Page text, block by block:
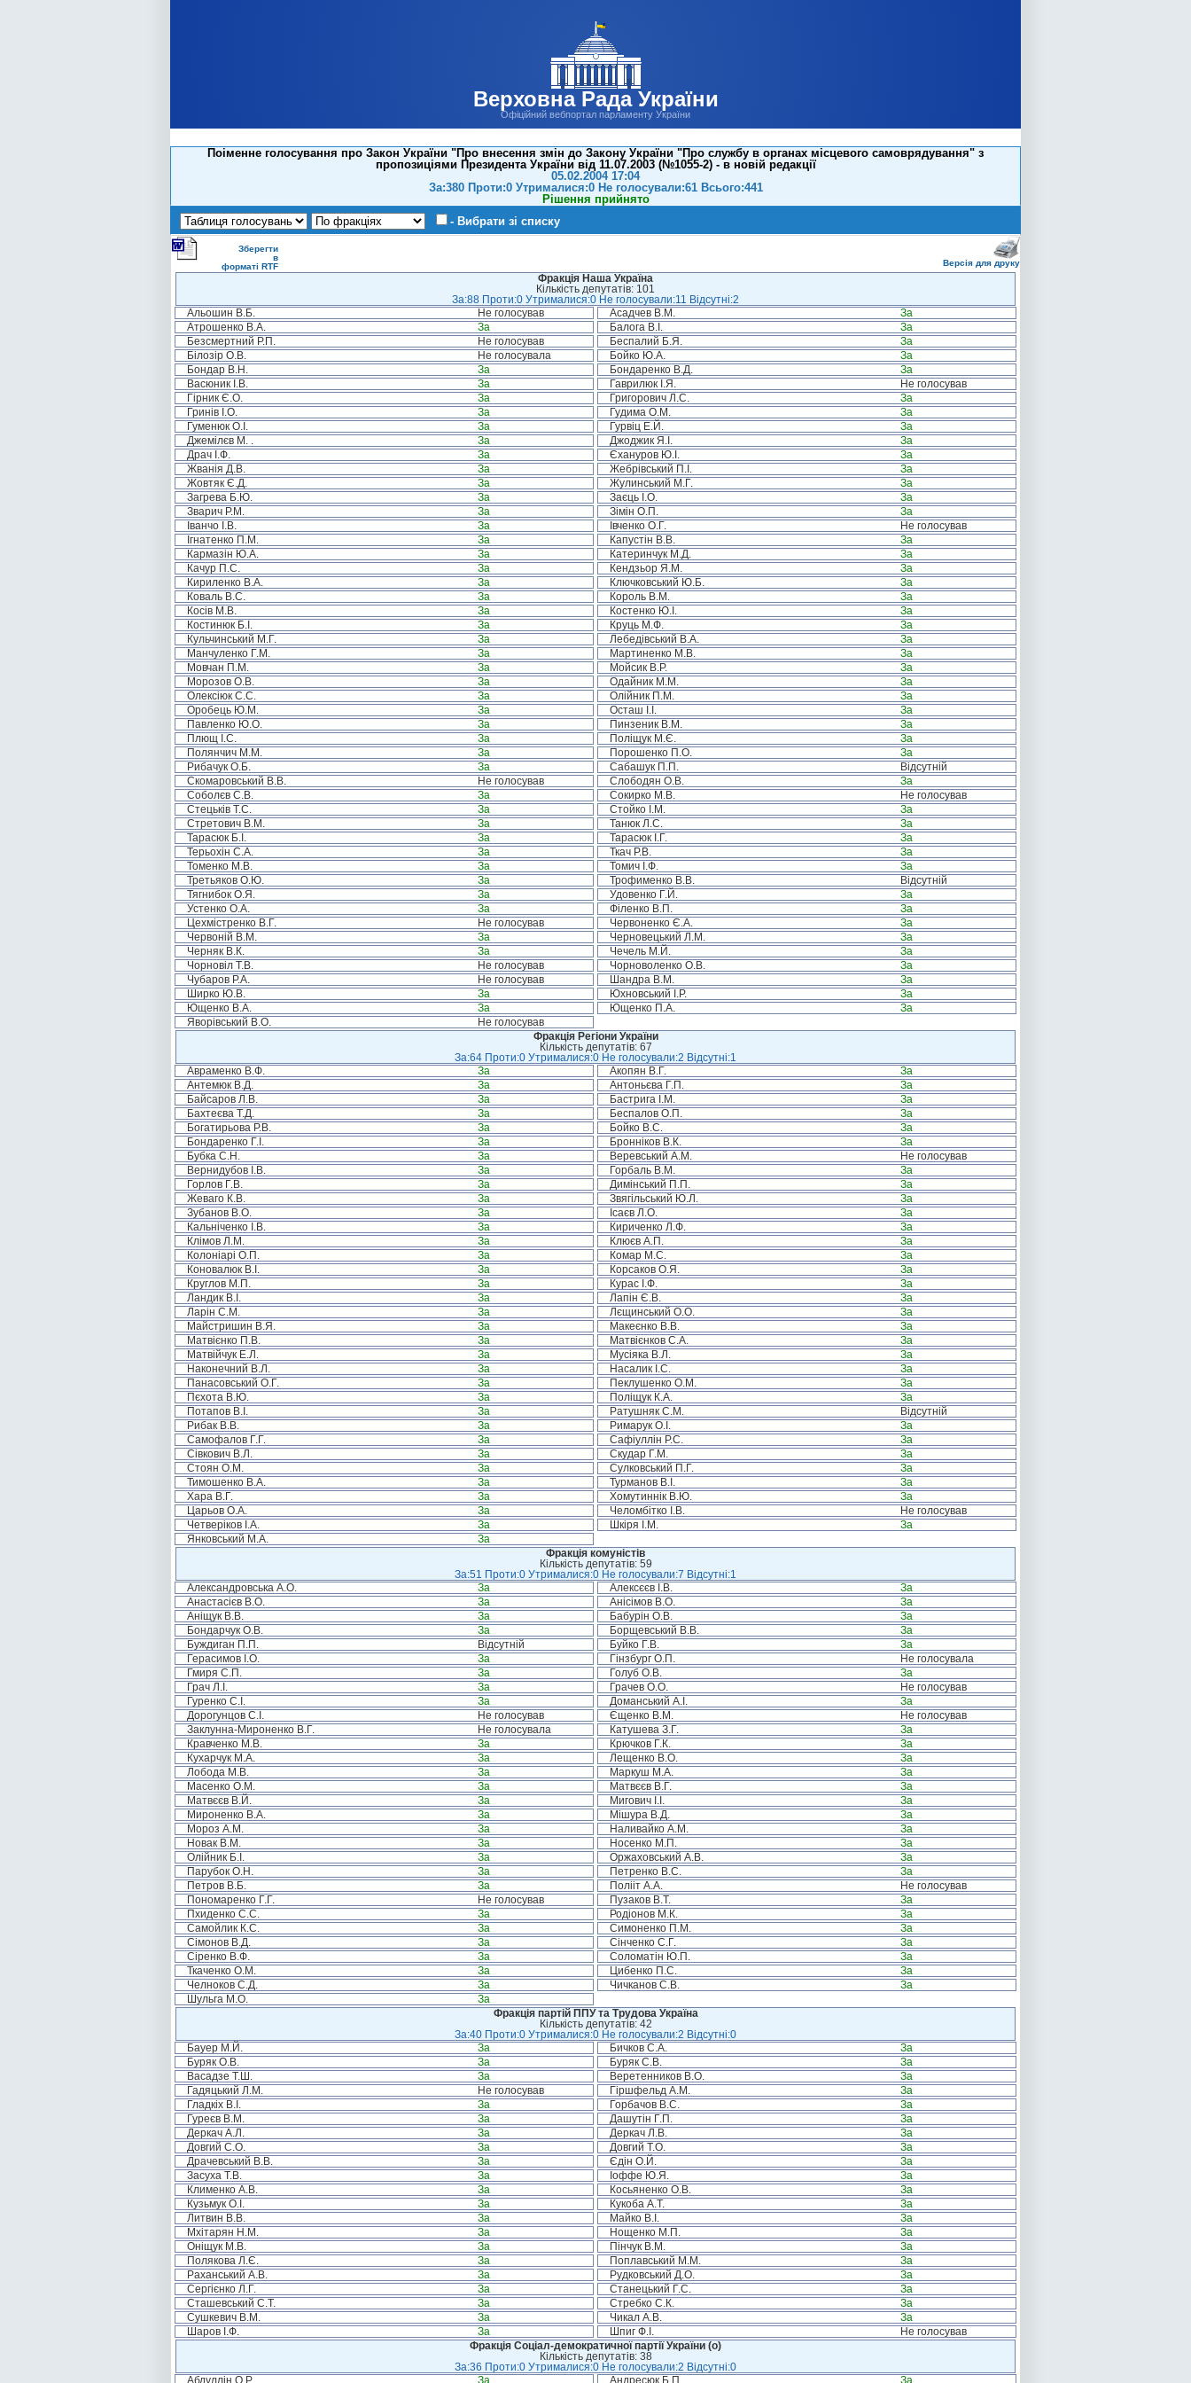
Верховна Рада України
Офіційний вебпортал парламенту України
Поіменне голосування про Закон України "Про внесення змін до Закону України "Про службу в органах місцевого самоврядування" з
пропозиціями Президента України вiд 11.07.2003 (№1055-2) - в новій редакції
05.02.2004 17:04
За:380 Проти:0 Утрималися:0 Не голосували:61 Всього:441
Рішення прийнято
- Вибрати зі списку
Зберегти
в
форматі RTF
Версія для друку
Фракція Наша Україна
Кількість депутатів: 101
За:88 Проти:0 Утрималися:0 Не голосували:11 Відсутні:2
Альошин В.Б.
Не голосував Асадчев В.М.
За
Атрошенко В.А.
За Балога В.І.
За
Безсмертний Р.П.
Не голосував Беспалий Б.Я.
За
Білозір О.В.
Не голосувала Бойко Ю.А.
За
Бондар В.Н.
За Бондаренко В.Д.
За
Васюник І.В.
За Гаврилюк І.Я.
Не голосував
Гірник Є.О.
За Григорович Л.С.
За
Гринів І.О.
За Гудима О.М.
За
Гуменюк О.І.
За Гурвіц Е.Й.
За
Джемілєв М. .
За Джоджик Я.І.
За
Драч І.Ф.
За Єхануров Ю.І.
За
Жванія Д.В.
За Жебрівський П.І.
За
Жовтяк Є.Д.
За Жулинський М.Г.
За
Загрева Б.Ю.
За Заєць І.О.
За
Зварич Р.М.
За Зімін О.П.
За
Іванчо І.В.
За Івченко О.Г.
Не голосував
Ігнатенко П.М.
За Капустін В.В.
За
Кармазін Ю.А.
За Катеринчук М.Д.
За
Качур П.С.
За Кендзьор Я.М.
За
Кириленко В.А.
За Ключковський Ю.Б.
За
Коваль В.С.
За Король В.М.
За
Косів М.В.
За Костенко Ю.І.
За
Костинюк Б.І.
За Круць М.Ф.
За
Кульчинський М.Г.
За Лебедівський В.А.
За
Манчуленко Г.М.
За Мартиненко М.В.
За
Мовчан П.М.
За Мойсик В.Р.
За
Морозов О.В.
За Одайник М.М.
За
Олексіюк С.С.
За Олійник П.М.
За
Оробець Ю.М.
За Осташ І.І.
За
Павленко Ю.О.
За Пинзеник В.М.
За
Плющ І.С.
За Поліщук М.Є.
За
Полянчич М.М.
За Порошенко П.О.
За
Рибачук О.Б.
За Сабашук П.П.
Відсутній
Скомаровський В.В.
Не голосував Слободян О.В.
За
Соболєв С.В.
За Сокирко М.В.
Не голосував
Стецьків Т.С.
За Стойко І.М.
За
Стретович В.М.
За Танюк Л.С.
За
Тарасюк Б.І.
За Тарасюк І.Г.
За
Терьохін С.А.
За Ткач Р.В.
За
Томенко М.В.
За Томич І.Ф.
За
Третьяков О.Ю.
За Трофименко В.В.
Відсутній
Тягнибок О.Я.
За Удовенко Г.Й.
За
Устенко О.А.
За Філенко В.П.
За
Цехмістренко В.Г.
Не голосував Червоненко Є.А.
За
Червоній В.М.
За Черновецький Л.М.
За
Черняк В.К.
За Чечель М.Й.
За
Чорновіл Т.В.
Не голосував Чорноволенко О.В.
За
Чубаров Р.А.
Не голосував Шандра В.М.
За
Ширко Ю.В.
За Юхновський І.Р.
За
Ющенко В.А.
За Ющенко П.А.
За
Яворівський В.О.
Не голосував
Фракція Регіони України
Кількість депутатів: 67
За:64 Проти:0 Утрималися:0 Не голосували:2 Відсутні:1
Авраменко В.Ф.
За Акопян В.Г.
За
Антемюк В.Д.
За Антоньєва Г.П.
За
Байсаров Л.В.
За Бастрига І.М.
За
Бахтеєва Т.Д.
За Беспалов О.П.
За
Богатирьова Р.В.
За Бойко В.С.
За
Бондаренко Г.І.
За Бронніков В.К.
За
Бубка С.Н.
За Веревський А.М.
Не голосував
Вернидубов І.В.
За Горбаль В.М.
За
Горлов Г.В.
За Димінський П.П.
За
Жеваго К.В.
За Звягільський Ю.Л.
За
Зубанов В.О.
За Ісаєв Л.О.
За
Кальніченко І.В.
За Кириченко Л.Ф.
За
Клімов Л.М.
За Клюєв А.П.
За
Колоніарі О.П.
За Комар М.С.
За
Коновалюк В.І.
За Корсаков О.Я.
За
Круглов М.П.
За Курас І.Ф.
За
Ландик В.І.
За Лапін Є.В.
За
Ларін С.М.
За Лєщинський О.О.
За
Майстришин В.Я.
За Макеєнко В.В.
За
Матвієнко П.В.
За Матвієнков С.А.
За
Матвійчук Е.Л.
За Мусіяка В.Л.
За
Наконечний В.Л.
За Насалик І.С.
За
Панасовський О.Г.
За Пеклушенко О.М.
За
Пєхота В.Ю.
За Поліщук К.А.
За
Потапов В.І.
За Ратушняк С.М.
Відсутній
Рибак В.В.
За Римарук О.І.
За
Самофалов Г.Г.
За Сафіуллін Р.С.
За
Сівкович В.Л.
За Скудар Г.М.
За
Стоян О.М.
За Сулковський П.Г.
За
Тимошенко В.А.
За Турманов В.І.
За
Хара В.Г.
За Хомутиннік В.Ю.
За
Царьов О.А.
За Челомбітко І.В.
Не голосував
Четверіков І.А.
За Шкіря І.М.
За
Янковський М.А.
За
Фракція комуністів
Кількість депутатів: 59
За:51 Проти:0 Утрималися:0 Не голосували:7 Відсутні:1
Александровська А.О.
За Алексєєв І.В.
За
Анастасієв В.О.
За Анісімов В.О.
За
Аніщук В.В.
За Бабурін О.В.
За
Бондарчук О.В.
За Борщевський В.В.
За
Буждиган П.П.
Відсутній Буйко Г.В.
За
Герасимов І.О.
За Гінзбург О.П.
Не голосувала
Гмиря С.П.
За Голуб О.В.
За
Грач Л.І.
За Грачев О.О.
Не голосував
Гуренко С.І.
За Доманський А.І.
За
Дорогунцов С.І.
Не голосував Єщенко В.М.
Не голосував
Заклунна-Мироненко В.Г.
Не голосувала Катушева З.Г.
За
Кравченко М.В.
За Крючков Г.К.
За
Кухарчук М.А.
За Лещенко В.О.
За
Лобода М.В.
За Маркуш М.А.
За
Масенко О.М.
За Матвєєв В.Г.
За
Матвєєв В.Й.
За Мигович І.І.
За
Мироненко В.А.
За Мішура В.Д.
За
Мороз А.М.
За Наливайко А.М.
За
Новак В.М.
За Носенко М.П.
За
Олійник Б.І.
За Оржаховський А.В.
За
Парубок О.Н.
За Петренко В.С.
За
Петров В.Б.
За Полііт А.А.
Не голосував
Пономаренко Г.Г.
Не голосував Пузаков В.Т.
За
Пхиденко С.С.
За Родіонов М.К.
За
Самойлик К.С.
За Симоненко П.М.
За
Сімонов В.Д.
За Сінченко С.Г.
За
Сіренко В.Ф.
За Соломатін Ю.П.
За
Ткаченко О.М.
За Цибенко П.С.
За
Челноков С.Д.
За Чичканов С.В.
За
Шульга М.О.
За
Фракція партій ППУ та Трудова Україна
Кількість депутатів: 42
За:40 Проти:0 Утрималися:0 Не голосували:2 Відсутні:0
Бауер М.Й.
За Бичков С.А.
За
Буряк О.В.
За Буряк С.В.
За
Васадзе Т.Ш.
За Веретенников В.О.
За
Гадяцький Л.М.
Не голосував Гіршфельд А.М.
За
Гладкіх В.І.
За Горбачов В.С.
За
Гуреєв В.М.
За Дашутін Г.П.
За
Деркач А.Л.
За Деркач Л.В.
За
Довгий С.О.
За Довгий Т.О.
За
Драчевський В.В.
За Єдін О.Й.
За
Засуха Т.В.
За Іоффе Ю.Я.
За
Клименко А.В.
За Косьяненко О.В.
За
Кузьмук О.І.
За Кукоба А.Т.
За
Литвин В.В.
За Майко В.І.
За
Мхітарян Н.М.
За Нощенко М.П.
За
Оніщук М.В.
За Пінчук В.М.
За
Полякова Л.Є.
За Поплавський М.М.
За
Раханський А.В.
За Рудковський Д.О.
За
Сергієнко Л.Г.
За Станецький Г.С.
За
Сташевський С.Т.
За Стребко С.К.
За
Сушкевич В.М.
За Чикал А.В.
За
Шаров І.Ф.
За Шпиг Ф.І.
Не голосував
Фракція Соціал-демократичної партії України (о)
Кількість депутатів: 38
За:36 Проти:0 Утрималися:0 Не голосували:2 Відсутні:0
Абдуллін О.Р.
За Андресюк Б.П.
За